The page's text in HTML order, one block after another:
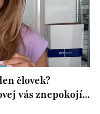
človek?
vás znepokojí...